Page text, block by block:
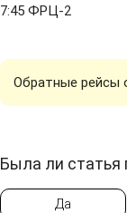
7:45 ФРЦ-2
Обратные рейсы
Была ли статья
Да